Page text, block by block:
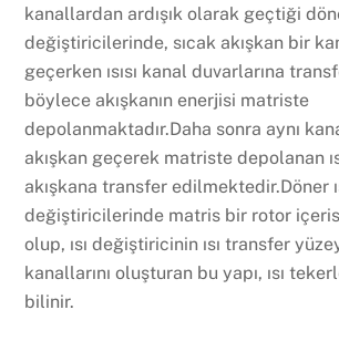
kanallardan ardışık olarak geçtiği
değiştiricilerinde, sıcak akışkan bir
geçerken ısısı kanal duvarlarına
böylece akışkanın enerjisi matriste
depolanmaktadır.Daha sonra aynı
akışkan geçerek matriste depolanan
akışkana transfer edilmektedir.Döner
değiştiricilerinde matris bir rotor
olup, ısı değiştiricinin ısı transfer
kanallarını oluşturan bu yapı, ısı
bilinir.